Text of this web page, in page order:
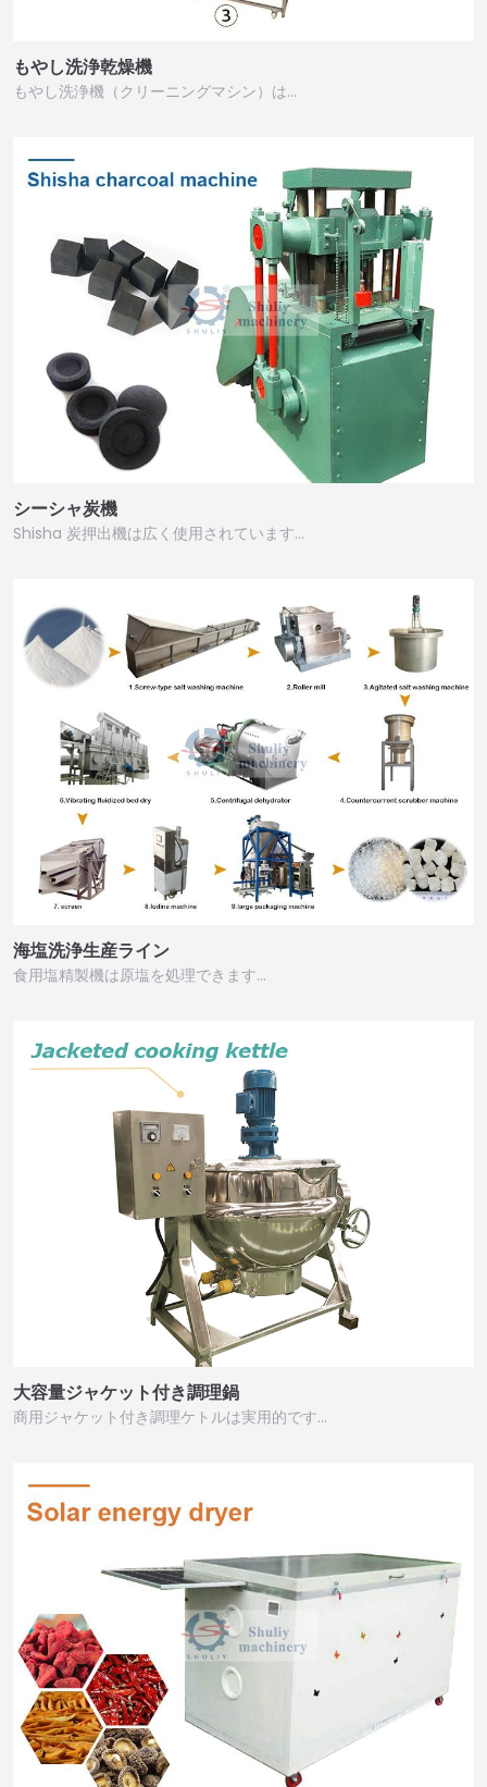
もやし洗浄乾燥機
もやし洗浄機（クリーニングマシン）は…
シーシャ炭機
Shisha 炭押出機は広く使用されています…
海塩洗浄生産ライン
食用塩精製機は原塩を処理できます…
大容量ジャケット付き調理鍋
商用ジャケット付き調理ケトルは実用的です…